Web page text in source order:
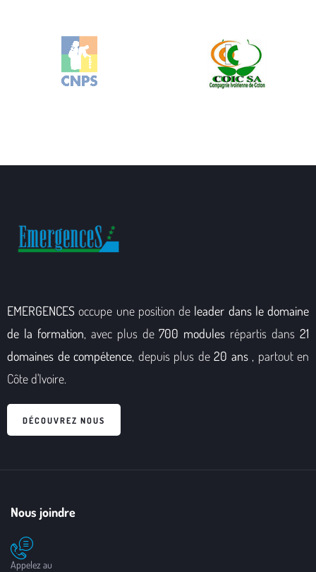
EMERGENCES occupe une position de leader dans le domaine
de la formation, avec plus de700 modules répartis dans21
domaines de compétence, depuis plus de 20 ans, partout en
Côte d'Ivoire.
DÉCOUVREZ NOUS
Nous joindre
Appelez au